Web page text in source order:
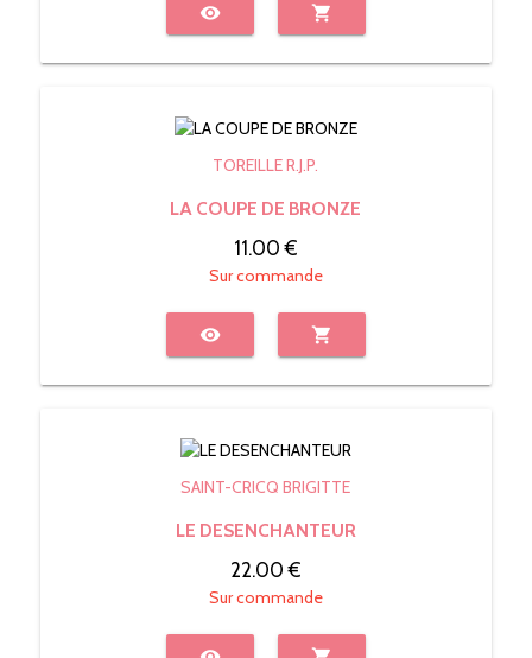
visibility shopping_cart
TOREILLE R.J.P.
LA COUPE DE BRONZE
11.00 €
Sur commande
visibility shopping_cart
SAINT-CRICQ BRIGITTE
LE DESENCHANTEUR
22.00 €
Sur commande